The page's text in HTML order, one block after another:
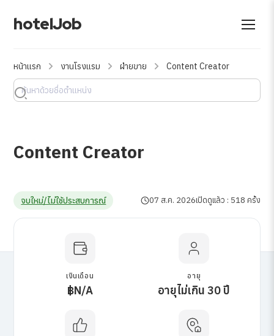
hotelJob
หน้าแรก งานโรงแรม ฝ่ายขาย Content Creator
Content Creator
จบใหม่/ไม่ใช้ประสบการณ์ 07 ส.ค. 2026เปิดดูแล้ว : 518 ครั้ง
เงินเดือน
฿N/A
อายุ
อายุไม่เกิน 30 ปี